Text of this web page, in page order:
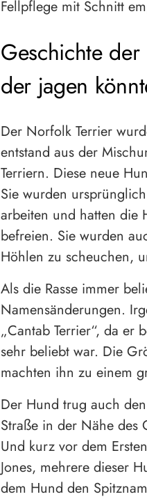
Fellpflege mit Schnitt
Geschichte
der jagen
Der Norfolk Terrier
entstand aus der
Terriern. Diese neue
Sie wurden
arbeiten und hatten die
befreien. Sie wurden
Höhlen zu scheuchen,
Als die Rasse immer
Namensänderungen.
„Cantab Terrier“, da er
sehr beliebt war. Die
machten ihn zu einem
Der Hund trug auch
Straße in der Nähe des
Und kurz vor dem
Jones, mehrere dieser
dem Hund den